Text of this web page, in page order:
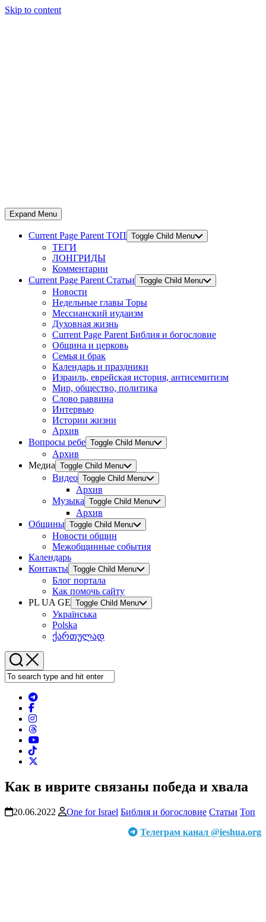
Skip to content
Expand Menu
Current Page Parent ТОП Toggle Child Menu
ТЕГИ
ЛОНГРИДЫ
Комментарии
Current Page Parent Статьи Toggle Child Menu
Новости
Недельные главы Торы
Мессианский иудаизм
Духовная жизнь
Current Page Parent Библия и богословие
Община и церковь
Семья и брак
Календарь и праздники
Израиль, еврейская история, антисемитизм
Мир, общество, политика
Слово раввина
Интервью
Истории жизни
Архив
Вопросы ребе Toggle Child Menu
Архив
Медиа Toggle Child Menu
Видео Toggle Child Menu
Архив
Музыка Toggle Child Menu
Архив
Общины Toggle Child Menu
Новости общин
Межобщинные события
Календарь
Контакты Toggle Child Menu
Блог портала
Как помочь сайту
PL UA GE Toggle Child Menu
Українська
Polska
ქართულად
Как в иврите связаны победа и хвала
20.06.2022 One for Israel Библия и богословие Статьи Топ
Телеграм канал @ieshua.org